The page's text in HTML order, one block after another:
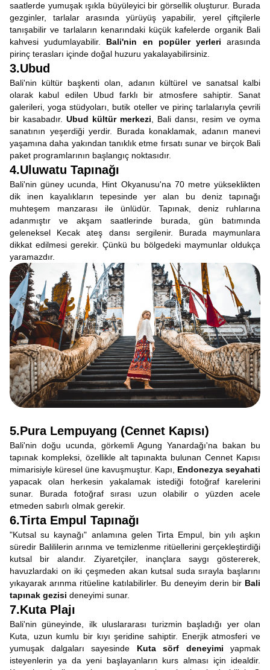
saatlerde yumuşak ışıkla büyüleyici bir görsellik oluşturur. Burada
gezginler, tarlalar arasında yürüyüş yapabilir, yerel çiftçilerle
tanışabilir ve tarlaların kenarındaki küçük kafelerde organik Bali
kahvesi yudumlayabilir. Bali'nin en popüler yerleri arasında
pirinç terasları içinde doğal huzuru yakalayabilirsiniz.
3.Ubud
Bali'nin kültür başkenti olan, adanın kültürel ve sanatsal kalbi
olarak kabul edilen Ubud farklı bir atmosfere sahiptir. Sanat
galerileri, yoga stüdyoları, butik oteller ve pirinç tarlalarıyla çevrili
bir kasabadır. Ubud kültür merkezi , Bali dansı, resim ve oyma
sanatının yeşerdiği yerdir. Burada konaklamak, adanın manevi
yaşamına daha yakından tanıklık etme fırsatı sunar ve birçok Bali
paket programlarının başlangıç noktasıdır.
4.Uluwatu Tapınağı
Bali'nin güney ucunda, Hint Okyanusu'na 70 metre yükseklikten
dik inen kayalıkların tepesinde yer alan bu deniz tapınağı
muhteşem manzarası ile ünlüdür. Tapınak, deniz ruhlarına
adanmıştır ve akşam saatlerinde burada, gün batımında
geleneksel Kecak ateş dansı sergilenir. Burada maymunlara
dikkat edilmesi gerekir. Çünkü bu bölgedeki maymunlar oldukça
yaramazdır.
5.Pura Lempuyang (Cennet Kapısı)
Bali'nin doğu ucunda, görkemli Agung Yanardağı'na bakan bu
tapınak kompleksi, özellikle alt tapınakta bulunan Cennet Kapısı
mimarisiyle küresel üne kavuşmuştur. Kapı, Endonezya seyahati
yapacak olan herkesin yakalamak istediği fotoğraf karelerini
sunar. Burada fotoğraf sırası uzun olabilir o yüzden acele
etmeden sabırlı olmak gerekir.
6.Tirta Empul Tapınağı
"Kutsal su kaynağı" anlamına gelen Tirta Empul, bin yılı aşkın
süredir Balililerin arınma ve temizlenme ritüellerini gerçekleştirdiği
kutsal bir alandır. Ziyaretçiler, inançlara saygı göstererek,
havuzlardaki on iki çeşmeden akan kutsal suda sırayla başlarını
yıkayarak arınma ritüeline katılabilirler. Bu deneyim derin bir Bali
tapınak gezisi deneyimi sunar.
7.Kuta Plajı
Bali'nin güneyinde, ilk uluslararası turizmin başladığı yer olan
Kuta, uzun kumlu bir kıyı şeridine sahiptir. Enerjik atmosferi ve
yumuşak dalgaları sayesinde Kuta sörf deneyimi yapmak
isteyenlerin ya da yeni başlayanların kurs alması için idealdir.